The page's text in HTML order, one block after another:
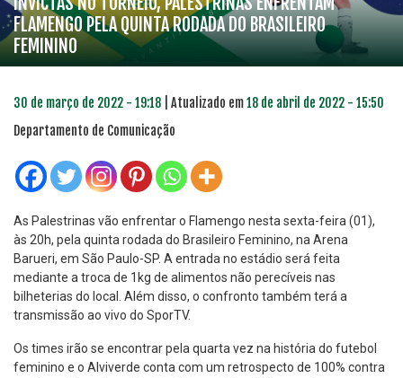
FLAMENGO PELA QUINTA RODADA DO BRASILEIRO
FEMININO
30 de março de 2022 - 19:18 | Atualizado em18 de abril de 2022 - 15:50
Departamento de Comunicação
As Palestrinas vão enfrentar o Flamengo nesta sexta-feira (01),
às 20h, pela quinta rodada do Brasileiro Feminino, na Arena
Barueri, em São Paulo-SP. A entrada no estádio será feita
mediante a troca de 1kg de alimentos não perecíveis nas
bilheterias do local. Além disso, o confronto também terá a
transmissão ao vivo do SporTV.
Os times irão se encontrar pela quarta vez na história do futebol
feminino e o Alviverde conta com um retrospecto de 100% contra